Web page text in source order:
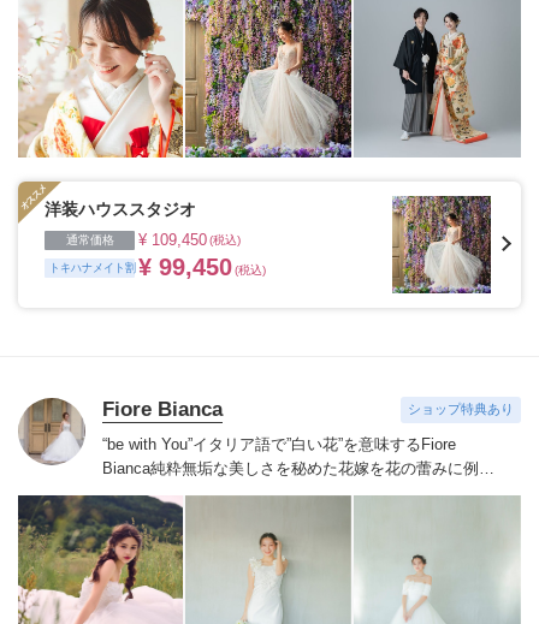
いただきます。1枚の写真のチカラを信じて
洋装ハウススタジオ
通常価格 ¥ 109,450(税込)
トキハナメイト割 ¥ 99,450(税込)
Fiore Bianca ショップ特典あり
“be with You”イタリア語で”白い花”を意味するFiore
Bianca純粋無垢な美しさを秘めた花嫁を花の蕾みに例え
白い花が咲くまでのストーリーをあなたと共に紡いでい
きます
世界を巡り出会ったデザイナーズブランドや、オ
リジナルドレスはまだ見ぬ新しい自分の姿へと出会わせ
てくれます。
誰かの真似ではなくあなただからできるス
タイルへあなたにしかできないブライズスタイルへ導き
ます。
美しい白い花を咲かせ今よりずっと好きな自分